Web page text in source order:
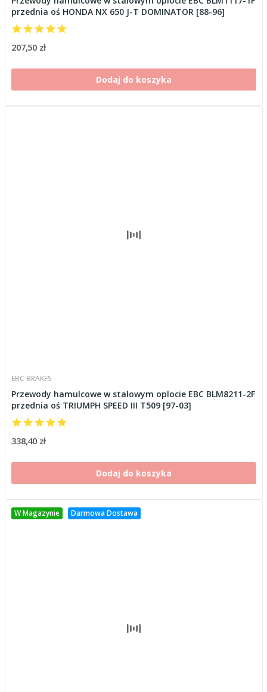
przednia oś HONDA NX 650 J-T DOMINATOR [88-96]
207,50 zł
Dodaj do koszyka
EBC BRAKES
Przewody hamulcowe w stalowym oplocie EBC BLM8211-2F
przednia oś TRIUMPH SPEED III T509 [97-03]
338,40 zł
Dodaj do koszyka
W Magazynie Darmowa Dostawa